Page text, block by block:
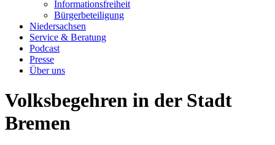
Informationsfreiheit
Bürgerbeteiligung
Niedersachsen
Service & Beratung
Podcast
Presse
Über uns
Volksbegehren in der Stadt
Bremen